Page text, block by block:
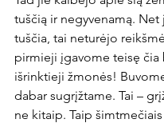
tuščią ir negyvenamą.
tuščia, tai neturėjo
pirmieji įgavome teisę čia
išrinktieji žmonės!
dabar sugrįžtame. Tai –
ne kitaip. Taip